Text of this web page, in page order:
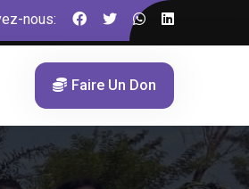
nous:
Faire Un Don